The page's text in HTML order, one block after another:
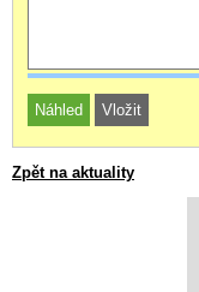
Zpět na aktuality